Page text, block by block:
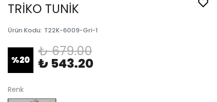
TRİKO TUNİK
Ürün Kodu: T22K-6009-Gri-1
%20
₺ 679.00
₺ 543.20
Renk